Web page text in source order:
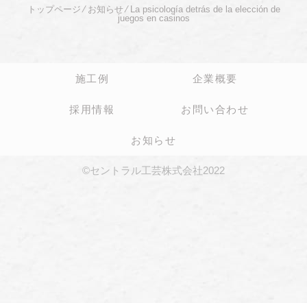
トップページ ⁄ お知らせ⁄ La psicología detrás de la elección de
juegos en casinos
施工例 企業概要
採用情報 お問い合わせ
お知らせ
©セントラル工芸株式会社2022